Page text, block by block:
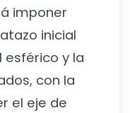
imponer
inicial
esférico y la
con la
el eje de